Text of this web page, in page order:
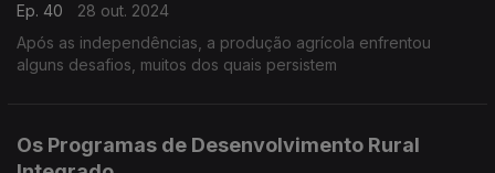
Ep. 40
28 out. 2024
Após as independências, a produção agrícola enfrentou
alguns desafios, muitos dos quais persistem
Os Programas de Desenvolvimento Rural